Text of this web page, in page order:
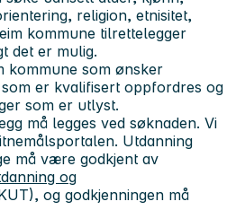
religion, etnisitet,
kommune tilrettelegger
det er mulig.
kommune som ønsker
er kvalifisert oppfordres og
som er utlyst.
må legges ved søknaden. Vi
Utdanning
må være godkjent av
og
og godkjenningen må